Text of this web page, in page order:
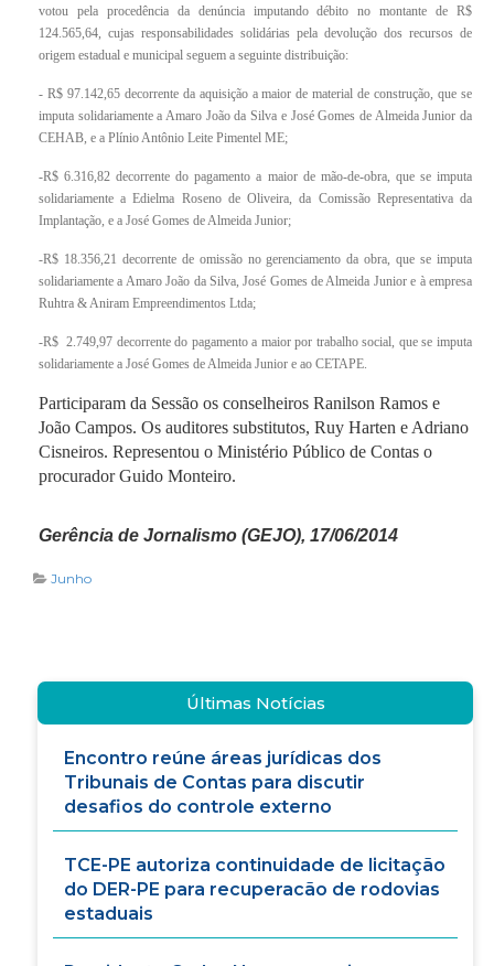
votou pela procedência da denúncia imputando débito no montante de R$
124.565,64, cujas responsabilidades solidárias pela devolução dos recursos de
origem estadual e municipal seguem a seguinte distribuição:
- R$ 97.142,65 decorrente da aquisição a maior de material de construção, que se
imputa solidariamente a Amaro João da Silva e José Gomes de Almeida Junior da
CEHAB, e a Plínio Antônio Leite Pimentel ME;
-R$ 6.316,82 decorrente do pagamento a maior de mão-de-obra, que se imputa
solidariamente a Edielma Roseno de Oliveira, da Comissão Representativa da
Implantação, e a José Gomes de Almeida Junior;
-R$ 18.356,21 decorrente de omissão no gerenciamento da obra, que se imputa
solidariamente a Amaro João da Silva, José Gomes de Almeida Junior e à empresa
Ruhtra & Aniram Empreendimentos Ltda;
-R$ 2.749,97 decorrente do pagamento a maior por trabalho social, que se imputa
solidariamente a José Gomes de Almeida Junior e ao CETAPE.
Participaram da Sessão os conselheiros Ranilson Ramos e
João Campos. Os auditores substitutos, Ruy Harten e Adriano
Cisneiros. Representou o Ministério Público de Contas o
procurador Guido Monteiro.
Gerência de Jornalismo (GEJO), 17/06/2014
Junho
Últimas Notícias
Encontro reúne áreas jurídicas dos
Tribunais de Contas para discutir
desafios do controle externo
TCE-PE autoriza continuidade de licitação
do DER-PE para recuperacão de rodovias
estaduais